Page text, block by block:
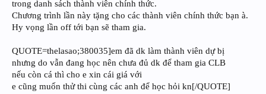
trong danh sách thành viên chính thức.
Chương trình lần này tặng cho các thành viên chính thức bạn à.
Hy vọng lần off tới bạn sẽ tham gia.
QUOTE=thelasao;380035]em đã dk làm thành viên dự bị
nhưng do vẫn đang học nên chưa đủ dk để tham gia CLB
nếu còn cá thì cho e xin cái giá với
e cũng muốn thử thi cùng các anh để học hỏi kn[/QUOTE]